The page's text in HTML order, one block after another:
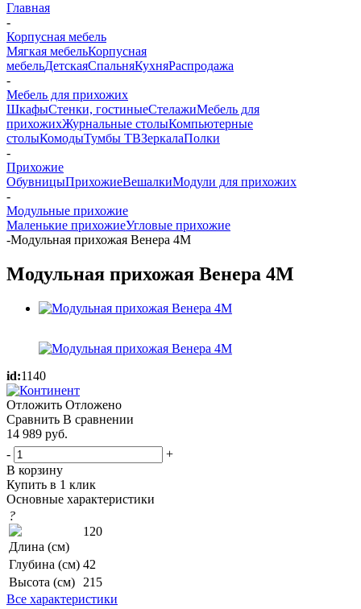
Главная
-
Корпусная мебель
Мягкая мебельКорпусная
мебельДетскаяСпальняКухняРаспродажа
-
Мебель для прихожих
ШкафыСтенки, гостиныеСтелажиМебель для
прихожихЖурнальные столыКомпьютерные
столыКомодыТумбы ТВЗеркалаПолки
-
Прихожие
ОбувницыПрихожиеВешалкиМодули для прихожих
-
Модульные прихожие
Маленькие прихожиеУгловые прихожие
-Модульная прихожая Венера 4М
Модульная прихожая Венера 4М
id:1140
Отложить Отложено
Сравнить В сравнении
14 989 руб.
-
+
В корзину
Купить в 1 клик
Основные характеристики
?
Длина (см)
120
Глубина (см) 42
Высота (см)
215
Все характеристики